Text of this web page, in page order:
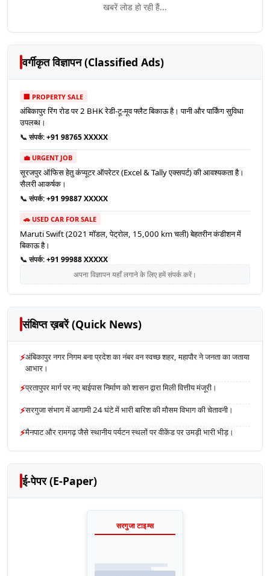
खबरें लोड हो रही हैं...
वर्गीकृत विज्ञापन (Classified Ads)
🏢 PROPERTY SALE
अंबिकापुर रिंग रोड पर 2 BHK रेडी-टू-मूव फ्लैट बिकाऊ है। पानी और पार्किंग सुविधा
उपलब्ध।
📞 संपर्क:+91 98765 XXXXX
💼 URGENT JOB
सूरजपुर ऑफिस हेतु कंप्यूटर ऑपरेटर (Excel & Tally एक्सपर्ट) की आवश्यकता है।
सैलरी आकर्षक।
📞 संपर्क:+91 99887 XXXXX
🚗 USED CAR FOR SALE
Maruti Swift (2021 मॉडल, पेट्रोल, 15,000 km चली) बेहतरीन कंडीशन में
बिकाऊ है।
📞 संपर्क:+91 99988 XXXXX
अपना विज्ञापन यहाँ लगाने के लिए हमें संपर्क करें।
संक्षिप्त ख़बरें (Quick News)
⚡अंबिकापुर नगर निगम बना प्रदेश का नंबर वन स्वच्छ शहर, महापौर ने जनता का जताया
आभार।
⚡प्रतापुपर मार्ग पर नए बाईपास निर्माण को शासन द्वारा मिली वित्तीय मंजूरी।
⚡सरगुजा संभाग में आगामी 24 घंटे में भारी बारिश की मौसम विभाग की चेतावनी।
⚡मैनपाट और रामगढ़ जैसे स्थानीय पर्यटन स्थलों पर वीकेंड पर उमड़ी भारी भीड़।
ई-पेपर (E-Paper)
सरगुजा टाइम्स